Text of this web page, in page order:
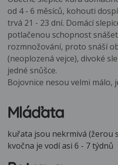
od 4 - 6 měsíců, kohouti
trvá 21 - 23 dní. Domácí
potlačenou schopnost
rozmnožování, proto snáší
(neoplozená vejce), divoké
jedné snůšce.
Bojovnice nesou velmi málo,
Mláďata
kuřata jsou nekrmivá (žerou
kvočna je vodí asi 6 - 7 týdnů